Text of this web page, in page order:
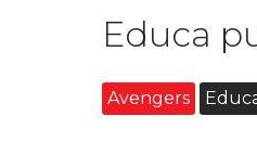
Educa
Avengers